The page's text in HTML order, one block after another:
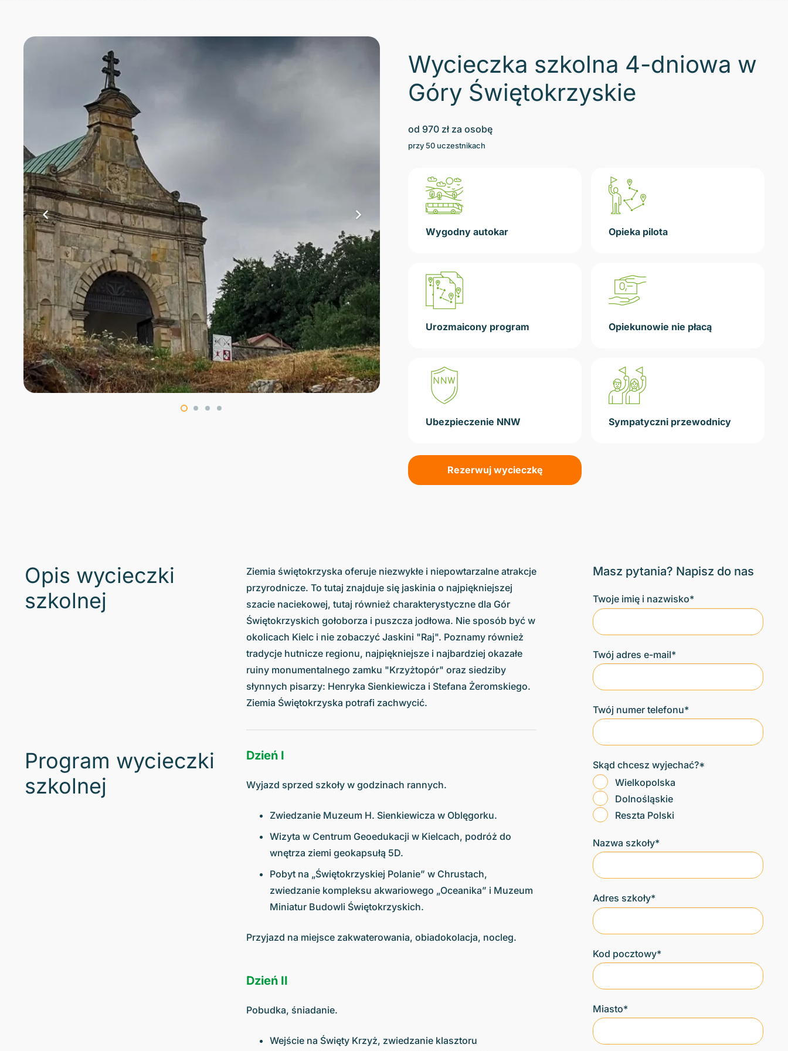
Wycieczka szkolna 4-dniowa w
Góry Świętokrzyskie
od 970 zł za osobę
przy50 uczestnikach
Wygodny autokar Opieka pilota
Urozmaicony program Opiekunowie nie płacą
Ubezpieczenie NNW Sympatyczni przewodnicy
Rezerwuj wycieczkę
Opis wycieczki
szkolnej
Ziemia świętokrzyska oferuje niezwykłe i niepowtarzalne atrakcje
przyrodnicze. To tutaj znajduje się jaskinia o najpiękniejszej
szacie naciekowej, tutaj również charakterystyczne dla Gór
Świętokrzyskich gołoborza i puszcza jodłowa. Nie sposób być w
okolicach Kielc i nie zobaczyć Jaskini "Raj". Poznamy również
tradycje hutnicze regionu, najpiękniejsze i najbardziej okazałe
ruiny monumentalnego zamku "Krzyżtopór" oraz siedziby
słynnych pisarzy: Henryka Sienkiewicza i Stefana Żeromskiego.
Ziemia Świętokrzyska potrafi zachwycić.
Program wycieczki
szkolnej
Dzień I
Wyjazd sprzed szkoły w godzinach rannych.
Zwiedzanie Muzeum H. Sienkiewicza w Oblęgorku.
Wizyta w Centrum Geoedukacji w Kielcach, podróż do
wnętrza ziemi geokapsułą 5D.
Pobyt na „Świętokrzyskiej Polanie” w Chrustach,
zwiedzanie kompleksu akwariowego „Oceanika” i Muzeum
Miniatur Budowli Świętokrzyskich.
Przyjazd na miejsce zakwaterowania, obiadokolacja, nocleg.
Dzień II
Pobudka, śniadanie.
Wejście na Święty Krzyż, zwiedzanie klasztoru
Masz pytania? Napisz do nas
Twoje imię i nazwisko*
Twój adres e-mail*
Twój numer telefonu*
Skąd chcesz wyjechać?*
Wielkopolska
Dolnośląskie
Reszta Polski
Nazwa szkoły*
Adres szkoły*
Kod pocztowy*
Miasto*